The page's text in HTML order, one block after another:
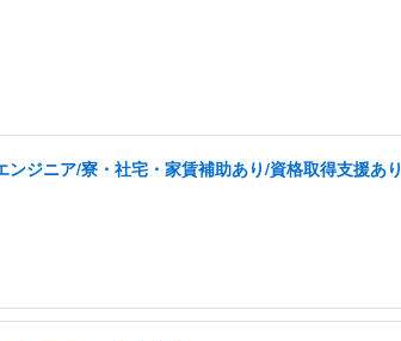
ジニア/寮・社宅・家賃補助あり/資格取得支援あり